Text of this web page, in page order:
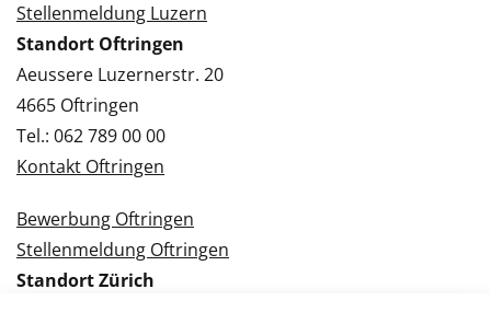
Stellenmeldung Luzern
Standort Oftringen
Aeussere Luzernerstr. 20
4665 Oftringen
Tel.: 062 789 00 00
Kontakt Oftringen
Bewerbung Oftringen
Stellenmeldung Oftringen
Standort Zürich